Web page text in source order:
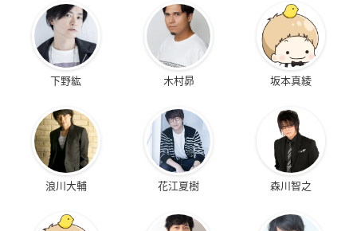
下野紘 木村昴 坂本真綾
浪川大輔 花江夏樹 森川智之